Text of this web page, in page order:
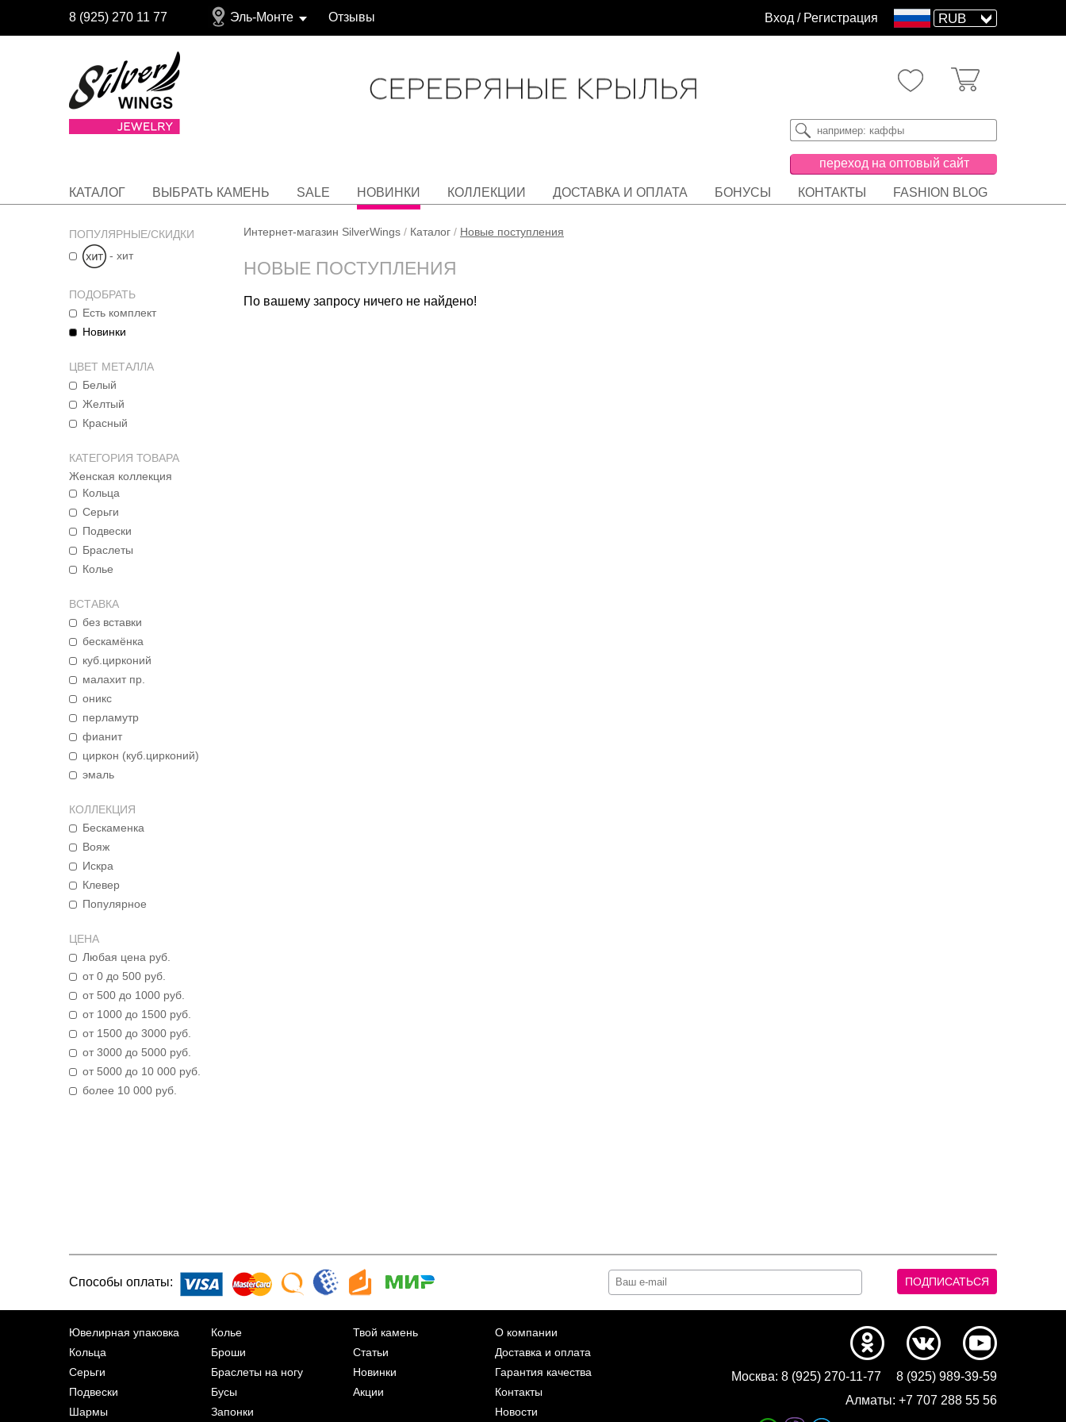
8 (925) 270 11 77 Эль-Монте Отзывы Вход / Регистрация
КАТАЛОГ ВЫБРАТЬ КАМЕНЬ SALE НОВИНКИ КОЛЛЕКЦИИ ДОСТАВКА И ОПЛАТА БОНУСЫ КОНТАКТЫ FASHION BLOG
переход на оптовый сайт
ПОПУЛЯРНЫЕ/СКИДКИ
- хит
ПОДОБРАТЬ
Есть комплект
Новинки
ЦВЕТ МЕТАЛЛА
Белый
Желтый
Красный
КАТЕГОРИЯ ТОВАРА
Женская коллекция
Кольца
Серьги
Подвески
Браслеты
Колье
ВСТАВКА
без вставки
бескамёнка
куб.цирконий
малахит пр.
оникс
перламутр
фианит
циркон (куб.цирконий)
эмаль
КОЛЛЕКЦИЯ
Бескаменка
Вояж
Искра
Клевер
Популярное
ЦЕНА
Любая цена руб.
от 0 до 500 руб.
от 500 до 1000 руб.
от 1000 до 1500 руб.
от 1500 до 3000 руб.
от 3000 до 5000 руб.
от 5000 до 10 000 руб.
более 10 000 руб.
Интернет-магазин SilverWings / Каталог / Новые поступления
НОВЫЕ ПОСТУПЛЕНИЯ
По вашему запросу ничего не найдено!
Способы оплаты:
Ювелирная упаковка
Кольца
Серьги
Подвески
Шармы
Колье
Броши
Браслеты на ногу
Бусы
Запонки
Твой камень
Статьи
Новинки
Акции
О компании
Доставка и оплата
Гарантия качества
Контакты
Новости
Москва: 8 (925) 270-11-77
8 (925) 989-39-59
Алматы: +7 707 288 55 56